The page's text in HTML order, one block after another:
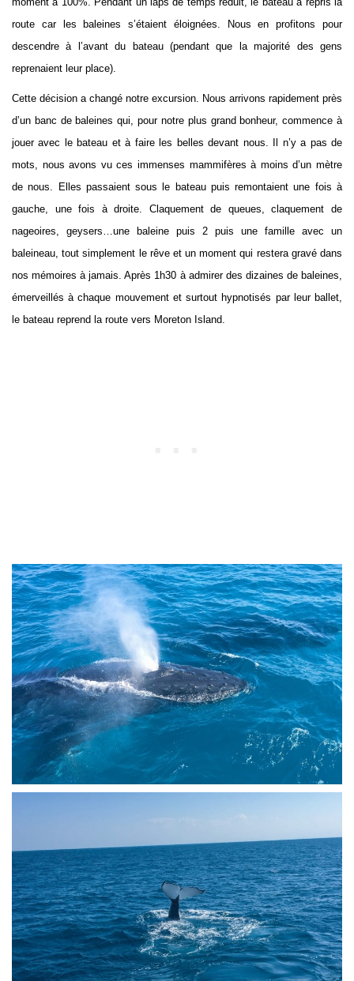
route car les baleines s’étaient éloignées. Nous en profitons pour
descendre à l’avant du bateau (pendant que la majorité des gens
reprenaient leur place).
Cette décision a changé notre excursion. Nous arrivons rapidement près
d’un banc de baleines qui, pour notre plus grand bonheur, commence à
jouer avec le bateau et à faire les belles devant nous. Il n’y a pas de
mots, nous avons vu ces immenses mammifères à moins d’un mètre
de nous. Elles passaient sous le bateau puis remontaient une fois à
gauche, une fois à droite. Claquement de queues, claquement de
nageoires, geysers…une baleine puis 2 puis une famille avec un
baleineau, tout simplement le rêve et un moment qui restera gravé dans
nos mémoires à jamais. Après 1h30 à admirer des dizaines de baleines,
émerveillés à chaque mouvement et surtout hypnotisés par leur ballet,
le bateau reprend la route vers Moreton Island.